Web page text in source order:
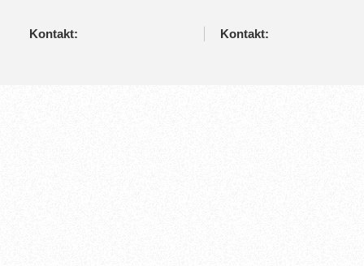
Kontakt: Kontakt: